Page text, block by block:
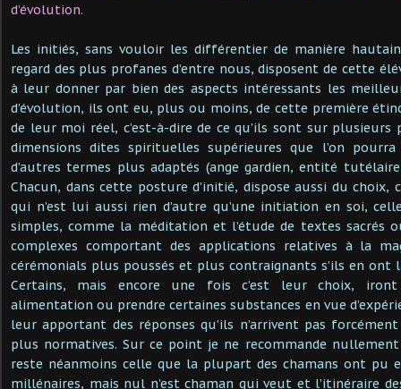
d’évolution.
Les initiés, sans vouloir les différentier de manière
regard des plus profanes d’entre nous, disposent de cette
à leur donner par bien des aspects intéressants les
d’évolution, ils ont eu, plus ou moins, de cette première
de leur moi réel, c’est-à-dire de ce qu’ils sont sur plusieurs
dimensions dites spirituelles supérieures que l’on pourra
d’autres termes plus adaptés (ange gardien, entité
Chacun, dans cette posture d’initié, dispose aussi du
qui n’est lui aussi rien d’autre qu’une initiation en soi,
simples, comme la méditation et l’étude de textes sacrés
complexes comportant des applications relatives à la
cérémonials plus poussés et plus contraignants s’ils en ont
Certains, mais encore une fois c’est leur choix,
alimentation ou prendre certaines substances en vue
leur apportant des réponses qu’ils n’arrivent pas
plus normatives. Sur ce point je ne recommande
reste néanmoins celle que la plupart des chamans ont pu
millénaires, mais nul n’est chaman qui veut et l’itinéraire